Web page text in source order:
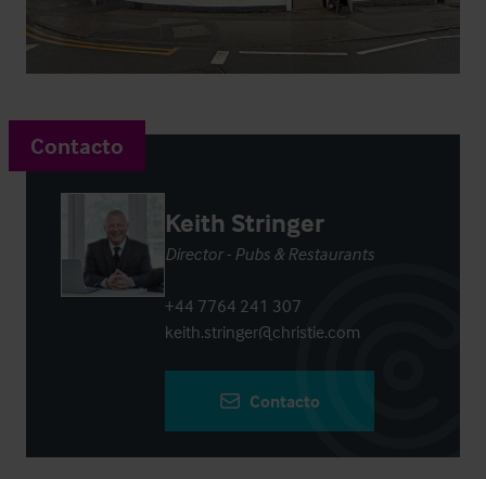
Contacto
Keith Stringer
Director - Pubs & Restaurants
+44 7764 241 307
keith.stringer@christie.com
Contacto